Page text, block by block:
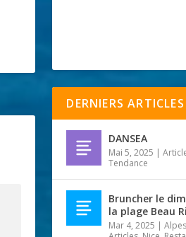
DERNIERS ARTICLES
DANSEA
Mai 5, 2025 |
Tendance
Bruncher le
la plage Beau
Mar 4, 2025 |